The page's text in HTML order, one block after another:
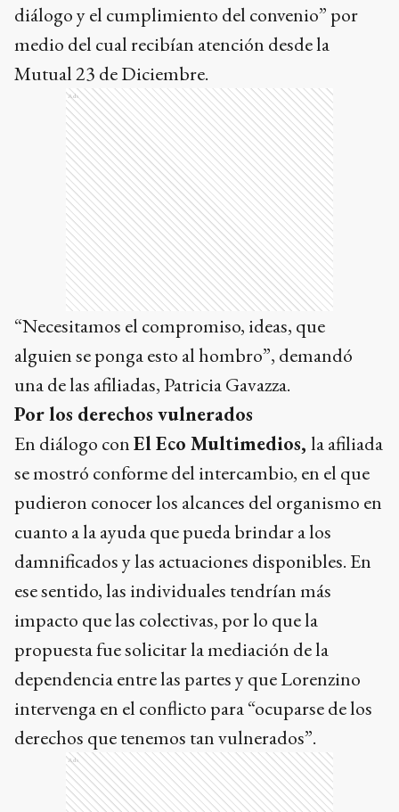
diálogo y el cumplimiento del convenio” por
medio del cual recibían atención desde la
Mutual 23 de Diciembre.
Ads
“Necesitamos el compromiso, ideas, que
alguien se ponga esto al hombro”, demandó
una de las afiliadas, Patricia Gavazza.
Por los derechos vulnerados
En diálogo conEl Eco Multimedios, la afiliada
se mostró conforme del intercambio, en el que
pudieron conocer los alcances del organismo en
cuanto a la ayuda que pueda brindar a los
damnificados y las actuaciones disponibles. En
ese sentido, las individuales tendrían más
impacto que las colectivas, por lo que la
propuesta fue solicitar la mediación de la
dependencia entre las partes y que Lorenzino
intervenga en el conflicto para “ocuparse de los
derechos que tenemos tan vulnerados”.
Ads